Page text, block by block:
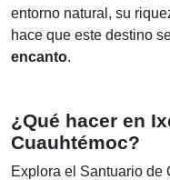
entorno natural, su
hace que este destino
encanto.
¿Qué hacer en
Cuauhtémoc?
Explora el Santuario de